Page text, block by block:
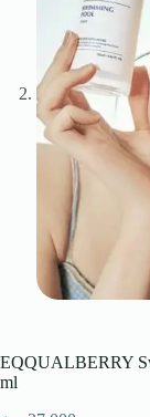
EQQUALBERRY
ml